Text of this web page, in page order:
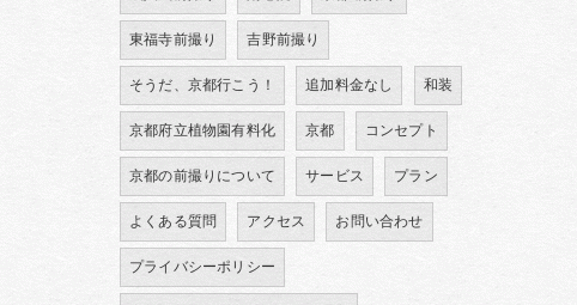
東福寺前撮り 吉野前撮り
そうだ、京都行こう！ 追加料金なし 和装
京都府立植物園有料化 京都 コンセプト
京都の前撮りについて サービス プラン
よくある質問 アクセス お問い合わせ
プライバシーポリシー